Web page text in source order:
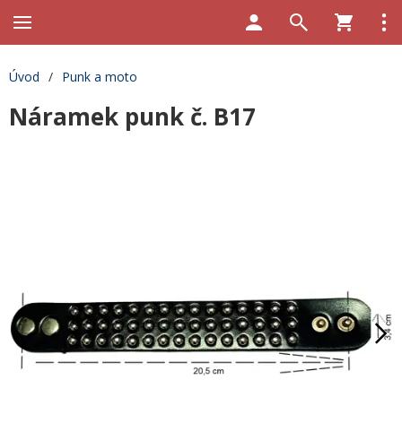
Úvod / Punk a moto
Náramek punk č. B17